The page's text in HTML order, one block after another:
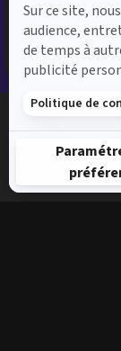
Sur ce site,
audience,
de temps à
publicité
Politique de